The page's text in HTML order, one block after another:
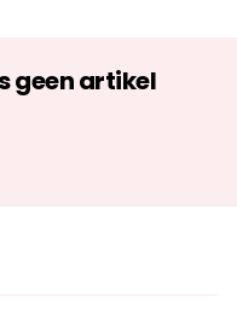
geen artikel